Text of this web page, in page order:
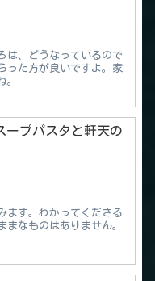
は、どうなっているので
った方が良いですよ。家
。
ープパスタと軒天の
ます。わかってくださる
まなものはありません。